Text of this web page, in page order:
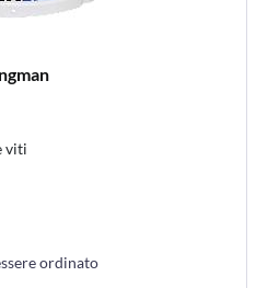
viti
ordinato